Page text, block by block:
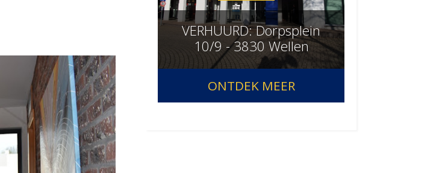
VERHUURD: Dorpsplein
10/9 - 3830 Wellen
ONTDEK MEER